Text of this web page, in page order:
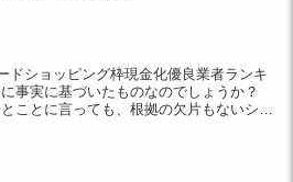
ドショッピング枠現金化優良業者ランキ
事実に基づいたものなのでしょうか？
ことに言っても、根拠の欠片もないショ